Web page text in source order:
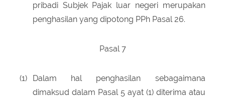
pribadi Subjek Pajak luar negeri merupakan
penghasilan yang dipotong PPh Pasal 26.
Pasal 7
(1)
Dalam hal penghasilan sebagaimana
dimaksud dalam Pasal 5 ayat (1) diterima atau